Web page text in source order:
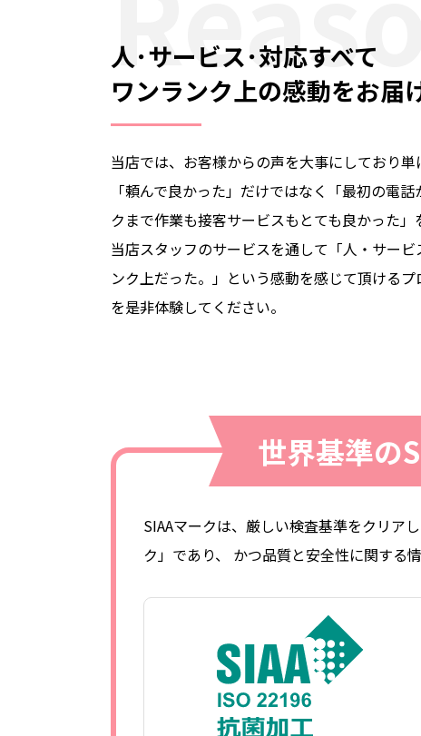
人･サービス･対応すべて
ワンランク上の感動をお届
当店では、お客様からの声を大事にしており
「頼んで良かった」だけではなく「最初の電
クまで作業も接客サービスもとても良かった」
当店スタッフのサービスを通して「人・サービ
ンク上だった。」という感動を感じて頂ける
を是非体験してください。
世界基準の
SIAAマークは、厳しい検査基準をクリア
ク」であり、 かつ品質と安全性に関する